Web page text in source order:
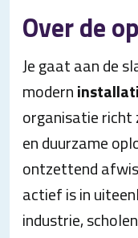
Over de
Je gaat aan de
modern
organisatie richt
en duurzame
ontzettend
actief is in
industrie,